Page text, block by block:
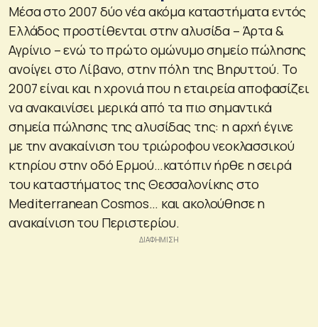
Μέσα στο 2007 δύο νέα ακόμα καταστήματα εντός
Ελλάδος προστίθενται στην αλυσίδα – Άρτα &
Αγρίνιο – ενώ το πρώτο ομώνυμο σημείο πώλησης
ανοίγει στο Λίβανο, στην πόλη της Βηρυττού. Το
2007 είναι και η χρονιά που η εταιρεία αποφασίζει
να ανακαινίσει μερικά από τα πιο σημαντικά
σημεία πώλησης της αλυσίδας της: η αρχή έγινε
με την ανακαίνιση του τριώροφου νεοκλασσικού
κτηρίου στην οδό Ερμού…κατόπιν ήρθε η σειρά
του καταστήματος της Θεσσαλονίκης στο
Mediterranean Cosmos… και ακολούθησε η
ανακαίνιση του Περιστερίου.